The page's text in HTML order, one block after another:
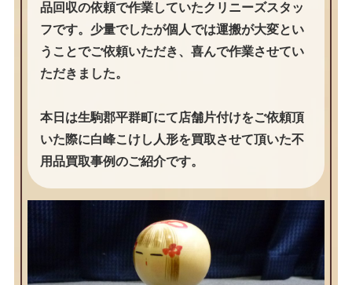
品回収の依頼で作業していたクリニーズスタッ
フです。少量でしたが個人では運搬が大変とい
うことでご依頼いただき、喜んで作業させてい
ただきました。
本日は生駒郡平群町にて店舗片付けをご依頼頂
いた際に白峰こけし人形を買取させて頂いた不
用品買取事例のご紹介です。